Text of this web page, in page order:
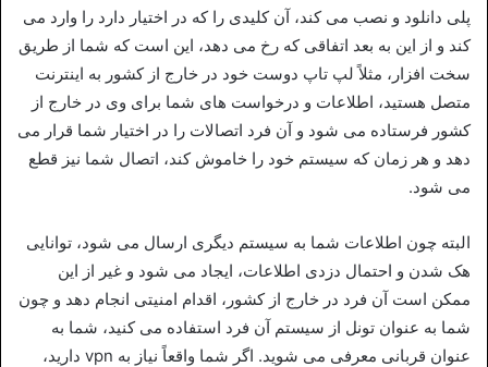
پلی دانلود و نصب می کند، آن کلیدی را که در اختیار دارد را وارد می
کند و از این به بعد اتفاقی که رخ می دهد، این است که شما از طریق
سخت افزار، مثلاً لپ تاپ دوست خود در خارج از کشور به اینترنت
متصل هستید، اطلاعات و درخواست های شما برای وی در خارج از
کشور فرستاده می شود و آن فرد اتصالات را در اختیار شما قرار می
دهد و هر زمان که سیستم خود را خاموش کند، اتصال شما نیز قطع
می شود.
البته چون اطلاعات شما به سیستم دیگری ارسال می شود، توانایی
هک شدن و احتمال دزدی اطلاعات، ایجاد می شود و غیر از این
ممکن است آن فرد در خارج از کشور، اقدام امنیتی انجام دهد و چون
شما به عنوان تونل از سیستم آن فرد استفاده می کنید، شما به
عنوان قربانی معرفی می شوید. اگر شما واقعاً نیاز به ‏vpn دارید،